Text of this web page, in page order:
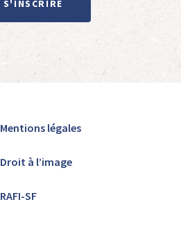
S'INSCRIRE
Mentions légales
Droit à l’image
RAFI-SF